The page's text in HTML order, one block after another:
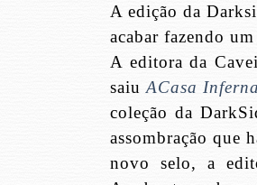
A edição da
acabar fazendo
A editora da
saiu ACasa
coleção da
assombração que
novo selo, a